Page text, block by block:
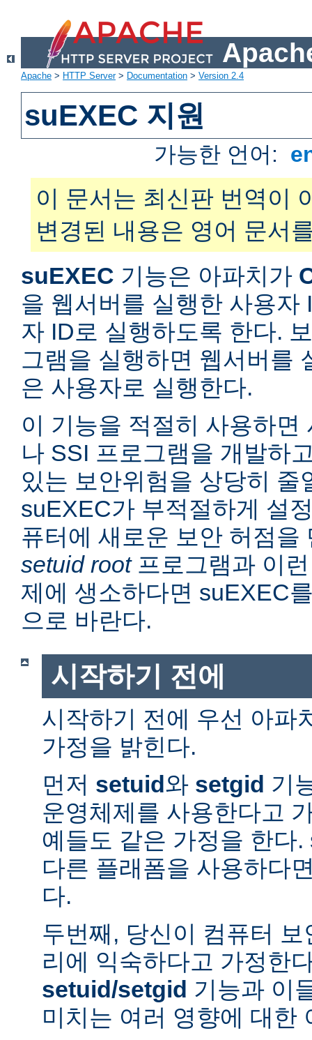
Apache > HTTP Server> Documentation > Version 2.4
suEXEC 지원
가능한 언어:
이 문서는 최신판 번역이
변경된 내용은 영어 문서
suEXEC 기능은 아파치가
을 웹서버를 실행한 사용자
자 ID로 실행하도록 한다.
그램을 실행하면 웹서버를
은 사용자로 실행한다.
이 기능을 적절히 사용하면
나 SSI 프로그램을 개발하
있는 보안위험을 상당히 줄
suEXEC가 부적절하게 설
퓨터에 새로운 보안 허점을
setuid root프로그램과 이
제에 생소하다면 suEXEC
으로 바란다.
시작하기 전에
시작하기 전에 우선 아파
가정을 밝힌다.
먼저 setuid와 setgid 기
운영체제를 사용한다고
예들도 같은 가정을 한다
다른 플래폼을 사용하다
다.
두번째, 당신이 컴퓨터
리에 익숙하다고 가정한
setuid/setgid 기능과 이
미치는 여러 영향에 대한